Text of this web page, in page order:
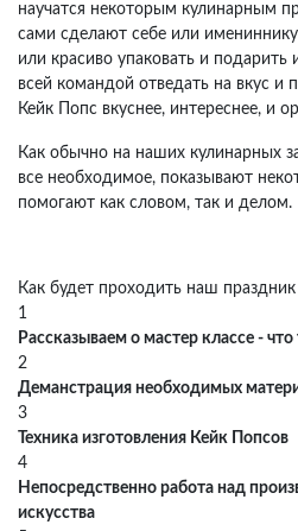
научатся некоторым кулинарным
сами сделают себе или
или красиво упаковать и подарить
всей командой отведать на вкус и
Кейк Попс вкуснее, интереснее, и
Как обычно на наших кулинарных
все необходимое, показывают
помогают как словом, так и делом.
Как будет проходить наш праздник
1
Рассказываем о мастер классе -
2
Деманстрация необходимых
3
Техника изготовления Кейк Попсов
4
Непосредственно работа над
искусства